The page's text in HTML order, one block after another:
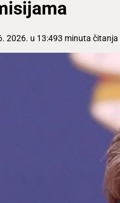
2026. u 13:493 minuta čitanja